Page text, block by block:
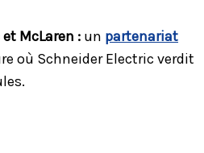
McLaren : un partenariat
où Schneider Electric verdit